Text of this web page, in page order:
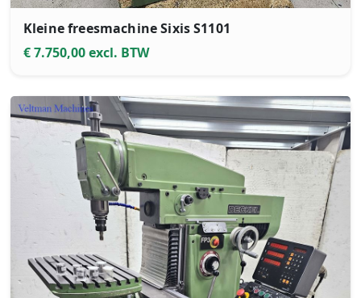
Kleine freesmachine Sixis S1101
€ 7.750,00 excl. BTW